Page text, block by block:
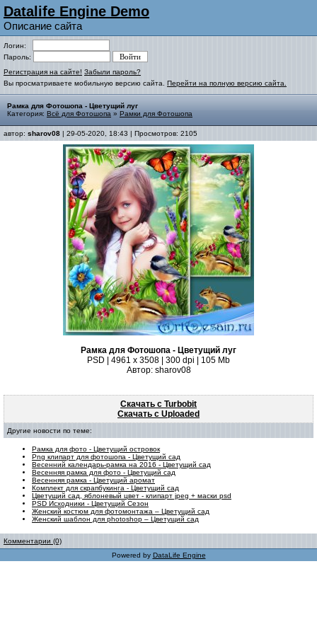
Datalife Engine Demo
Описание сайта
Логин:
Пароль:
Регистрация на сайте! Забыли пароль?
Вы просматриваете мобильную версию сайта. Перейти на полную версию сайта.
Рамка для Фотошопа - Цветущий луг
Категория: Всё для Фотошопа » Рамки для Фотошопа
автор: sharov08 | 29-05-2020, 18:43 | Просмотров: 2105
Рамка для Фотошопа - Цветущий луг
PSD | 4961 х 3508 | 300 dpi | 105 Mb
Автор: sharov08
Скачать с Turbobit
Скачать с Uploaded
Другие новости по теме:
Рамка для фото - Цветущий островок
Png клипарт для фотошопа - Цветущий сад
Весенний календарь-рамка на 2016 - Цветущий сад
Весенняя рамка для фото - Цветущий сад
Весенняя рамка - Цветущий аромат
Комплект для скрапбукинга - Цветущий сад
Цветущий сад, яблоневый цвет - клипарт jpeg + маски psd
PSD Исходники - Цветущий Сезон
Женский костюм для фотомонтажа – Цветущий сад
Женский шаблон для photoshop – Цветущий сад
Комментарии (0)
Powered by DataLife Engine